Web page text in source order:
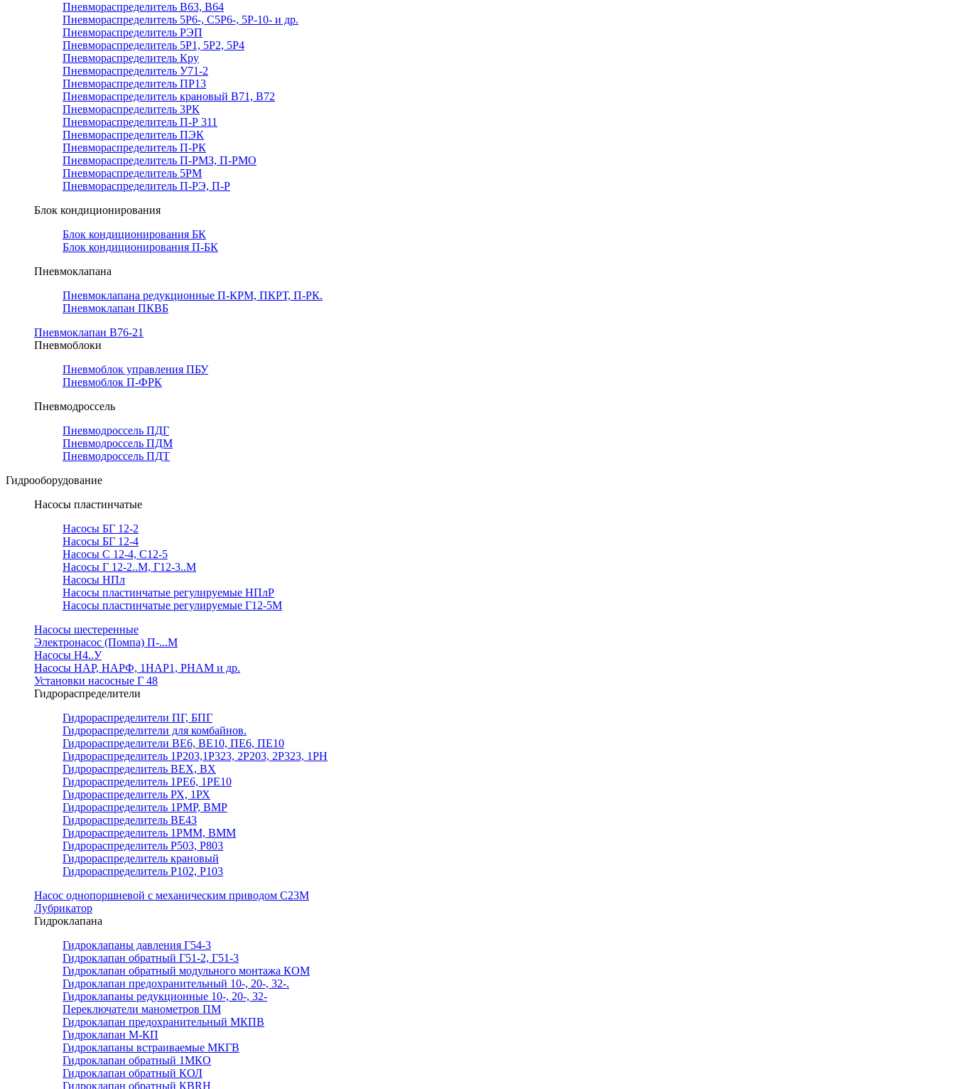
Пневмораспределитель В63, В64
Пневмораспределитель 5Р6-, С5Р6-, 5Р-10- и др.
Пневмораспределитель РЭП
Пневмораспределитель 5Р1, 5Р2, 5Р4
Пневмораспределитель Кру
Пневмораспределитель У71-2
Пневмораспределитель ПР13
Пневмораспределитель крановый В71, В72
Пневмораспределитель 3РК
Пневмораспределитель П-Р 311
Пневмораспределитель ПЭК
Пневмораспределитель П-РК
Пневмораспределитель П-РМЗ, П-РМО
Пневмораспределитель 5РМ
Пневмораспределитель П-РЭ, П-Р
Блок кондиционирования
Блок кондиционирования БК
Блок кондиционирования П-БК
Пневмоклапана
Пневмоклапана редукционные П-КРМ, ПКРТ, П-РК.
Пневмоклапан ПКВБ
Пневмоклапан В76-21
Пневмоблоки
Пневмоблок управления ПБУ
Пневмоблок П-ФРК
Пневмодроссель
Пневмодроссель ПДГ
Пневмодроссель ПДМ
Пневмодроссель ПДТ
Гидрооборудование
Насосы пластинчатые
Насосы БГ 12-2
Насосы БГ 12-4
Насосы С 12-4, С12-5
Насосы Г 12-2..М, Г12-3..М
Насосы НПл
Насосы пластинчатые регулируемые НПлР
Насосы пластинчатые регулируемые Г12-5М
Насосы шестеренные
Электронасос (Помпа) П-...М
Насосы Н4..У
Насосы НАР, НАРФ, 1НАР1, РНАМ и др.
Установки насосные Г 48
Гидрораспределители
Гидрораспределители ПГ, БПГ
Гидрораспределители для комбайнов.
Гидрораспределители ВЕ6, ВЕ10, ПЕ6, ПЕ10
Гидрораспределитель 1Р203,1Р323, 2Р203, 2Р323, 1РН
Гидрораспределитель ВЕХ, ВХ
Гидрораспределитель 1РЕ6, 1РЕ10
Гидрораспределитель РХ, 1РХ
Гидрораспределитель 1РМР, ВМР
Гидрораспределитель ВЕ43
Гидрораспределитель 1РММ, ВММ
Гидрораспределитель Р503, Р803
Гидрораспределитель крановый
Гидрораспределитель Р102, Р103
Насос однопоршневой с механическим приводом С23М
Лубрикатор
Гидроклапана
Гидроклапаны давления Г54-3
Гидроклапан обратный Г51-2, Г51-3
Гидроклапан обратный модульного монтажа КОМ
Гидроклапан предохранительный 10-, 20-, 32-.
Гидроклапаны редукционные 10-, 20-, 32-
Переключатели манометров ПМ
Гидроклапан предохранительный МКПВ
Гидроклапан М-КП
Гидроклапаны встраиваемые МКГВ
Гидроклапан обратный 1МКО
Гидроклапан обратный КОЛ
Гидроклапан обратный КВRН